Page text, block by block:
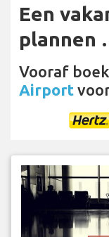
Een
plannen
Vooraf
Airport